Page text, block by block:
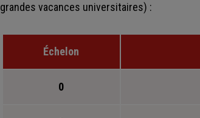
grandes vacances universitaires) :
Échelon
0